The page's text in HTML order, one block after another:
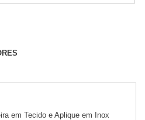
em Tecido e Aplique em Inox